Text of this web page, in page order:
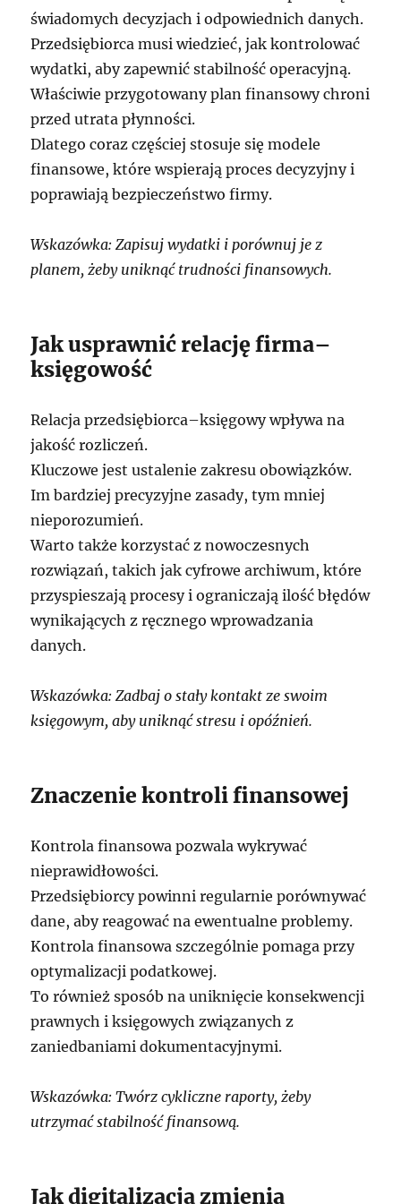
świadomych decyzjach i odpowiednich danych.
Przedsiębiorca musi wiedzieć, jak kontrolować
wydatki, aby zapewnić stabilność operacyjną.
Właściwie przygotowany plan finansowy chroni
przed utrata płynności.
Dlatego coraz częściej stosuje się modele
finansowe, które wspierają proces decyzyjny i
poprawiają bezpieczeństwo firmy.
Wskazówka: Zapisuj wydatki i porównuj je z
planem, żeby uniknąć trudności finansowych.
Jak usprawnić relację firma–
księgowość
Relacja przedsiębiorca–księgowy wpływa na
jakość rozliczeń.
Kluczowe jest ustalenie zakresu obowiązków.
Im bardziej precyzyjne zasady, tym mniej
nieporozumień.
Warto także korzystać z nowoczesnych
rozwiązań, takich jak cyfrowe archiwum, które
przyspieszają procesy i ograniczają ilość błędów
wynikających z ręcznego wprowadzania
danych.
Wskazówka: Zadbaj o stały kontakt ze swoim
księgowym, aby uniknąć stresu i opóźnień.
Znaczenie kontroli finansowej
Kontrola finansowa pozwala wykrywać
nieprawidłowości.
Przedsiębiorcy powinni regularnie porównywać
dane, aby reagować na ewentualne problemy.
Kontrola finansowa szczególnie pomaga przy
optymalizacji podatkowej.
To również sposób na uniknięcie konsekwencji
prawnych i księgowych związanych z
zaniedbaniami dokumentacyjnymi.
Wskazówka: Twórz cykliczne raporty, żeby
utrzymać stabilność finansową.
Jak digitalizacja zmienia